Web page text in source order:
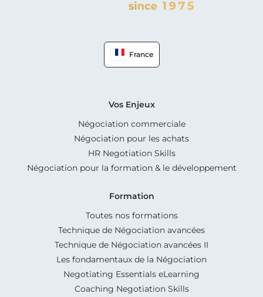
France
Vos Enjeux
Négociation commerciale
Négociation pour les achats
HR Negotiation Skills
Négociation pour la formation & le développement
Formation
Toutes nos formations
Technique de Négociation avancées
Technique de Négociation avancées II
Les fondamentaux de la Négociation
Negotiating Essentials eLearning
Coaching Negotiation Skills